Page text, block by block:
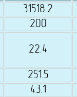
31518.2
200
22.4
251.5
43.1